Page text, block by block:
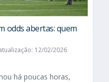
odds abertas: quem
12/02/2026
há poucas horas,